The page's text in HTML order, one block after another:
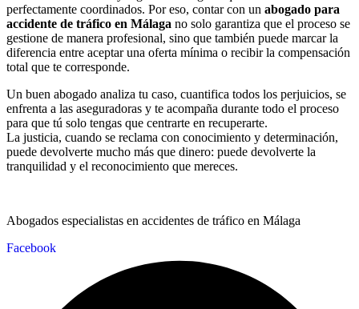
perfectamente coordinados. Por eso, contar con un abogado para
accidente de tráfico en Málaga no solo garantiza que el proceso se
gestione de manera profesional, sino que también puede marcar la
diferencia entre aceptar una oferta mínima o recibir la compensación
total que te corresponde.
Un buen abogado analiza tu caso, cuantifica todos los perjuicios, se
enfrenta a las aseguradoras y te acompaña durante todo el proceso
para que tú solo tengas que centrarte en recuperarte.
La justicia, cuando se reclama con conocimiento y determinación,
puede devolverte mucho más que dinero: puede devolverte la
tranquilidad y el reconocimiento que mereces.
Abogados especialistas en accidentes de tráfico en Málaga
Facebook